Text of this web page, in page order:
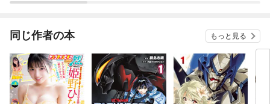
同じ作者の本 もっと見る